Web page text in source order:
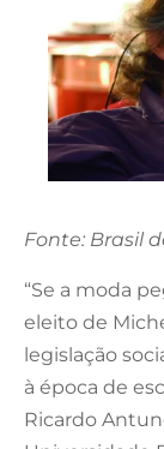
Fonte: Brasil
“Se a moda
eleito de
legislação
à época de
Ricardo